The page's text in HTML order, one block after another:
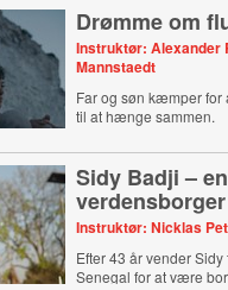
Drømme om
Instruktør: Alexander
Mannstaedt
Far og søn kæmper for
til at hænge sammen.
Sidy Badji – en
verdensborger
Instruktør: Nicklas
Efter 43 år vender
Senegal for at være